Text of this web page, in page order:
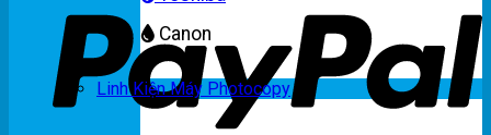
Canon
Linh Kiện Máy Photocopy